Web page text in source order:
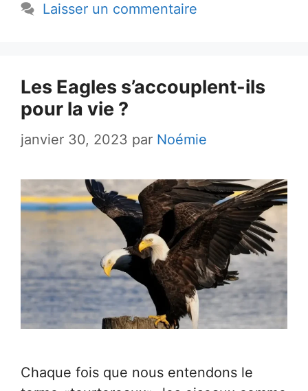
Laisser un commentaire
Les Eagles s’accouplent-ils
pour la vie ?
janvier 30, 2023 par Noémie
Chaque fois que nous entendons le